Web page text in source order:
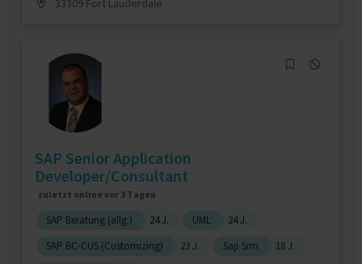
SAP Senior Application
Developer/Consultant
zuletzt online vor 3 Tagen
SAP Beratung (allg.) 24 J. UML
24 J.
SAP BC-CUS (Customizing)
23 J. Sap Srm
18 J.